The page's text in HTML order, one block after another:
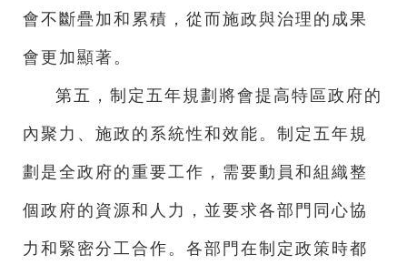
會不斷疊加和累積，從而施政與治理的成果
會更加顯著。
第五，制定五年規劃將會提高特區政府的
內聚力、施政的系統性和效能。制定五年規
劃是全政府的重要工作，需要動員和組織整
個政府的資源和人力，並要求各部門同心協
力和緊密分工合作。各部門在制定政策時都